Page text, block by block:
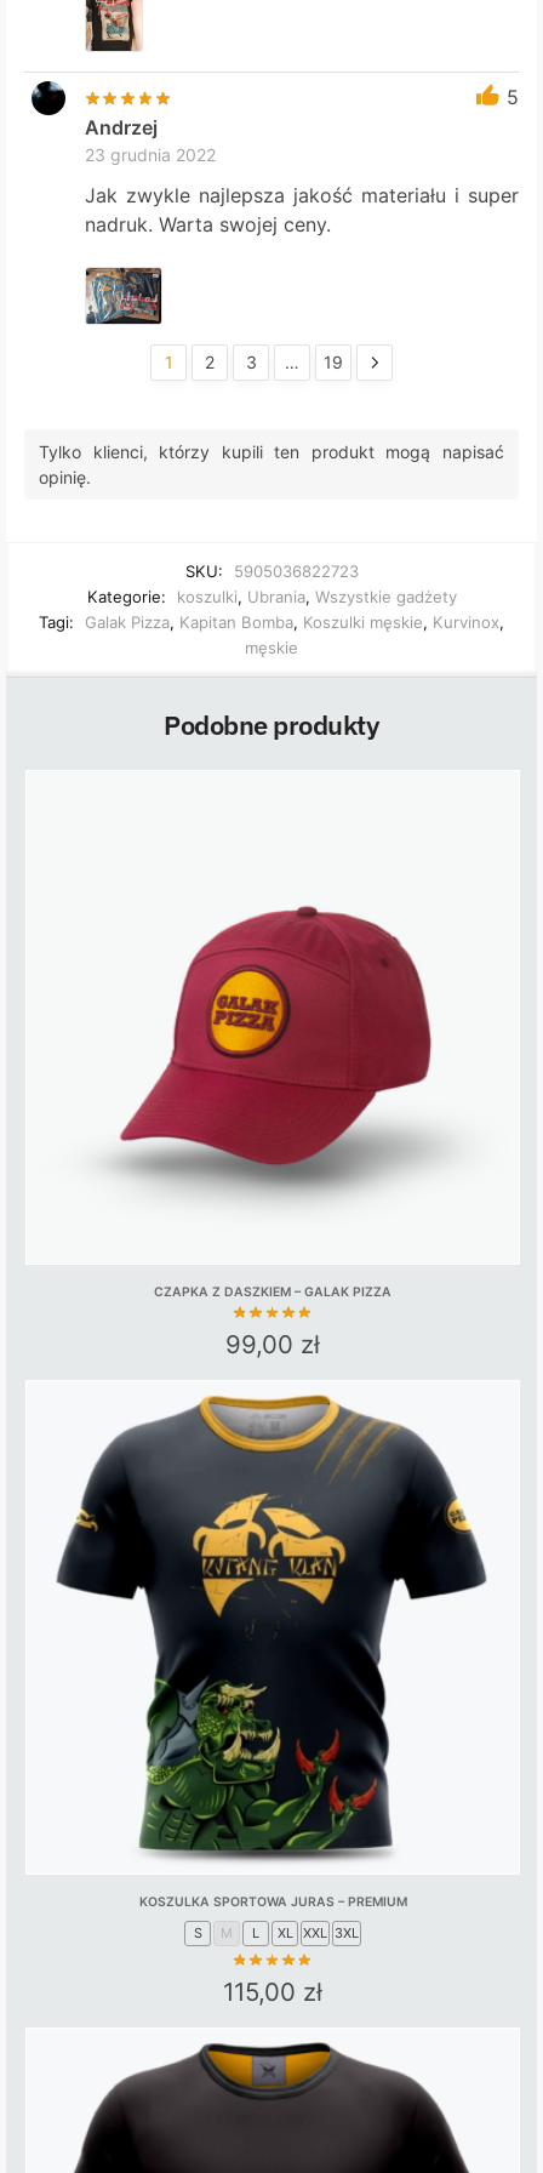
5
Andrzej
23 grudnia 2022
Jak zwykle najlepsza jakość materiału i super
nadruk. Warta swojej ceny.
1 2 3 … 19
Tylko klienci, którzy kupili ten produkt mogą napisać
opinię.
SKU:
5905036822723
Kategorie:
koszulki, Ubrania, Wszystkie gadżety
Tagi:
Galak Pizza, Kapitan Bomba, Koszulki męskie, Kurvinox,
męskie
Podobne produkty
CZAPKA Z DASZKIEM – GALAK PIZZA
99,00 zł
KOSZULKA SPORTOWA JURAS – PREMIUM
S M L XL XXL 3XL
115,00 zł
This
product
has